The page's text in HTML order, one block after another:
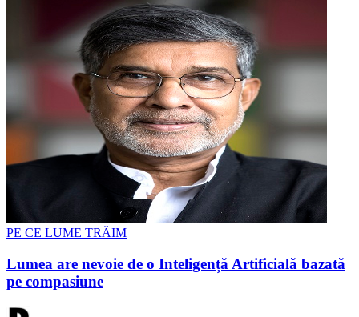
PE CE LUME TRĂIM
Lumea are nevoie de o Inteligență Artificială bazată
pe compasiune